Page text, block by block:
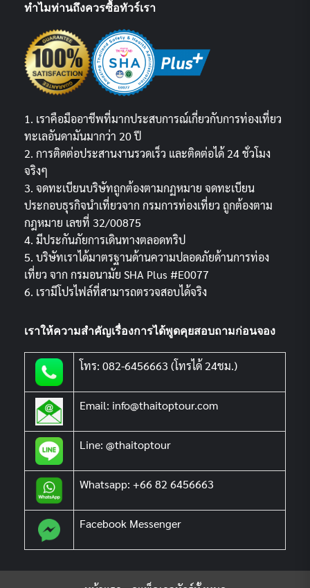
ทำไมท่านถึงควรซื้อทัวร์เรา
1. เราคือมืออาชีพที่มากประสบการณ์เกี่ยวกับการท่องเที่ยว
ทะเลอันดามันมากว่า 20 ปี
2. การติดต่อประสานงานรวดเร็ว และติดต่อได้ 24 ชั่วโมง
จริงๆ
3. จดทะเบียนบริษัทถูกต้องตามกฏหมาย จดทะเบียน
ประกอบธุรกิจนำเที่ยวจาก กรมการท่องเที่ยว ถูกต้องตาม
กฎหมาย เลขที่ 32/00875
4. มีประกันภัยการเดินทางตลอดทริป
5. บริษัทเราได้มาตรฐานด้านความปลอดภัยด้านการท่อง
เที่ยว จาก กรมอนามัย SHA Plus #E0077
6. เรามีโปรไฟล์ที่สามารถตรวจสอบได้จริง
เราให้ความสำคัญเรื่องการได้พูดคุยสอบถามก่อนจอง
โทร: 082-6456663 (โทรได้ 24ชม.)
Email: info@thaitoptour.com
Line: @thaitoptour
Whatsapp: +66 82 6456663
Facebook Messenger